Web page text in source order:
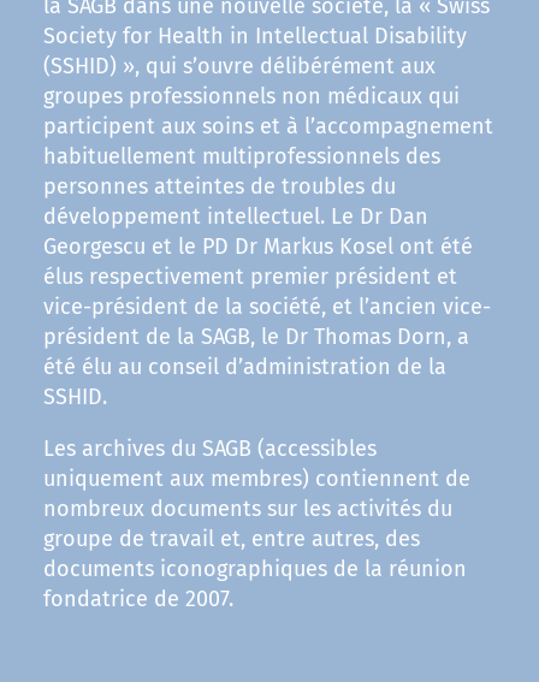
la SAGB dans une nouvelle société, la « Swiss
Society for Health in Intellectual Disability
(SSHID) », qui s’ouvre délibérément aux
groupes professionnels non médicaux qui
participent aux soins et à l’accompagnement
habituellement multiprofessionnels des
personnes atteintes de troubles du
développement intellectuel. Le Dr Dan
Georgescu et le PD Dr Markus Kosel ont été
élus respectivement premier président et
vice-président de la société, et l’ancien vice-
président de la SAGB, le Dr Thomas Dorn, a
été élu au conseil d’administration de la
SSHID.
Les archives du SAGB (accessibles
uniquement aux membres) contiennent de
nombreux documents sur les activités du
groupe de travail et, entre autres, des
documents iconographiques de la réunion
fondatrice de 2007.